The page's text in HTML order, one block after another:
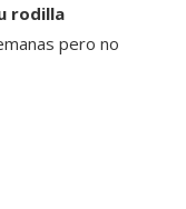
rodilla
pero no